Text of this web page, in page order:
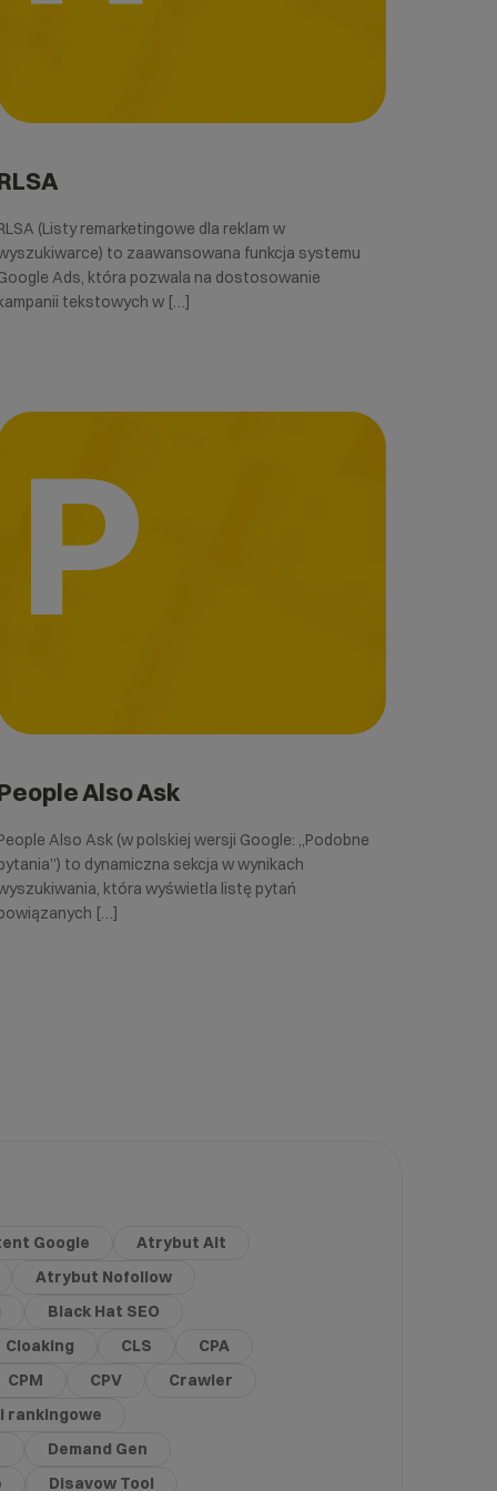
(Listy remarketingowe dla reklam w
to zaawansowana funkcja systemu
Ads, która pozwala na dostosowanie
tekstowych w […]
P
Also Ask
Also Ask (w polskiej wersji Google: „Podobne
to dynamiczna sekcja w wynikach
która wyświetla listę pytań
[…]
Google
Atrybut Alt
Atrybut Nofollow
Black Hat SEO
Cloaking
CLS
CPA
CPM
CPV
Crawler
rankingowe
Demand Gen
Disavow Tool